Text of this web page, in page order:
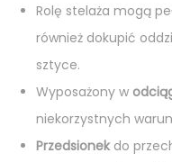
Rolę stelaża mogą
również dokupić
sztyce.
Wyposażony w
niekorzystnych
Przedsionekdo